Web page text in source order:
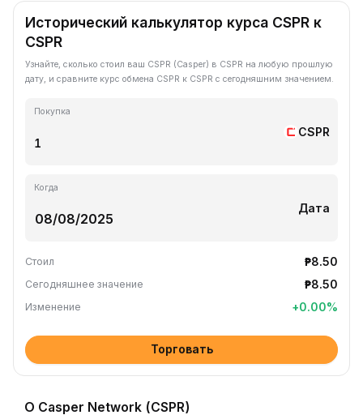
Исторический калькулятор курса CSPR к
CSPR
Узнайте, сколько стоил ваш CSPR (Casper) в CSPR на любую прошлую
дату, и сравните курс обмена CSPR к CSPR с сегодняшним значением.
Покупка
CSPR
Когда
Дата
Стоил ₱8.50
Сегодняшнее значение ₱8.50
Изменение +0.00%
Торговать
О Casper Network (CSPR)